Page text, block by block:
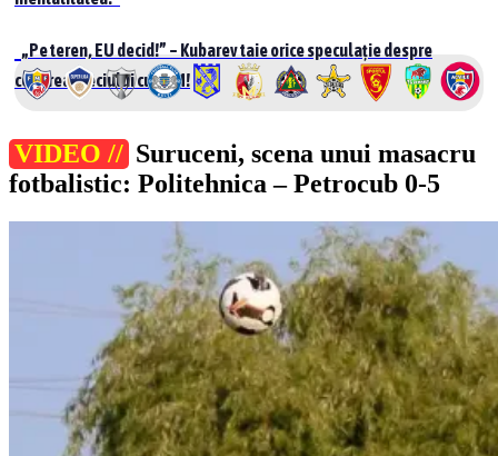
„Pe teren, EU decid!” – Kubarev taie orice speculație despre
cedarea meciului cu UTM!
VIDEO // Suruceni, scena unui masacru
fotbalistic: Politehnica – Petrocub 0-5